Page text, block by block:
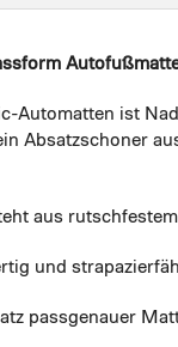
Automatten ist
Absatzschoner
aus
und
passgenauer